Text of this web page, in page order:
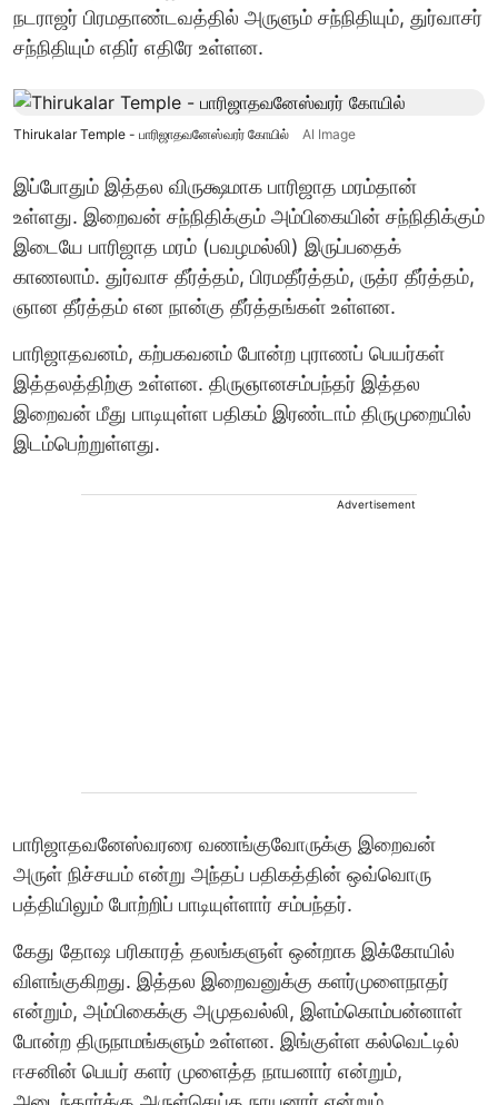
நடராஜர் பிரமதாண்டவத்தில் அருளும் சந்நிதியும், துர்வாசர்
சந்நிதியும் எதிர் எதிரே உள்ளன.
Thirukalar Temple - பாரிஜாதவனேஸ்வரர் கோயில் AI Image
இப்போதும் இத்தல விருக்ஷமாக பாரிஜாத மரம்தான்
உள்ளது. இறைவன் சந்நிதிக்கும் அம்பிகையின் சந்நிதிக்கும்
இடையே பாரிஜாத மரம் (பவழமல்லி) இருப்பதைக்
காணலாம். துர்வாச தீர்த்தம், பிரமதீர்த்தம், ருத்ர தீர்த்தம்,
ஞான தீர்த்தம் என நான்கு தீர்த்தங்கள் உள்ளன.
பாரிஜாதவனம், கற்பகவனம் போன்ற புராணப் பெயர்கள்
இத்தலத்திற்கு உள்ளன. திருஞானசம்பந்தர் இத்தல
இறைவன் மீது பாடியுள்ள பதிகம் இரண்டாம் திருமுறையில்
இடம்பெற்றுள்ளது.
Advertisement
பாரிஜாதவனேஸ்வரரை வணங்குவோருக்கு இறைவன்
அருள் நிச்சயம் என்று அந்தப் பதிகத்தின் ஒவ்வொரு
பத்தியிலும் போற்றிப் பாடியுள்ளார் சம்பந்தர்.
கேது தோஷ பரிகாரத் தலங்களுள் ஒன்றாக இக்கோயில்
விளங்குகிறது. இத்தல இறைவனுக்கு களர்முளைநாதர்
என்றும், அம்பிகைக்கு அமுதவல்லி, இளம்கொம்பன்னாள்
போன்ற திருநாமங்களும் உள்ளன. இங்குள்ள கல்வெட்டில்
ஈசனின் பெயர் களர் முளைத்த நாயனார் என்றும்,